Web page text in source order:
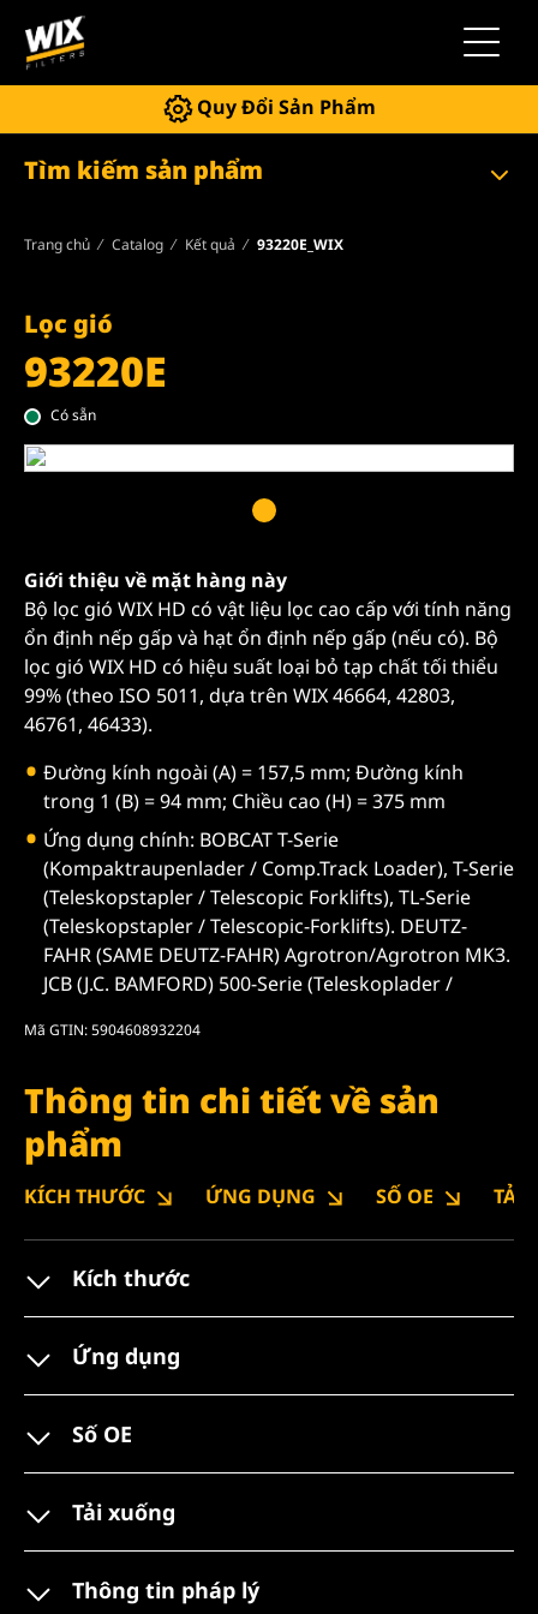
Quy Đổi Sản Phẩm
Tìm kiếm sản phẩm
Trang chủ Catalog Kết quả 93220E_WIX
Lọc gió
93220E
Có sẵn
Giới thiệu về mặt hàng này
Bộ lọc gió WIX HD có vật liệu lọc cao cấp với tính năng
ổn định nếp gấp và hạt ổn định nếp gấp (nếu có). Bộ
lọc gió WIX HD có hiệu suất loại bỏ tạp chất tối thiểu
99% (theo ISO 5011, dựa trên WIX 46664, 42803,
46761, 46433).
Đường kính ngoài (A) = 157,5 mm; Đường kính
trong 1 (B) = 94 mm; Chiều cao (H) = 375 mm
Ứng dụng chính: BOBCAT T-Serie
(Kompaktraupenlader / Comp.Track Loader), T-Serie
(Teleskopstapler / Telescopic Forklifts), TL-Serie
(Teleskopstapler / Telescopic-Forklifts). DEUTZ-
FAHR (SAME DEUTZ-FAHR) Agrotron/Agrotron MK3.
JCB (J.C. BAMFORD) 500-Serie (Teleskoplader /
Mã GTIN: 5904608932204
Thông tin chi tiết về sản
phẩm
KÍCH THƯỚC ỨNG DỤNG SỐ OE TẢI
Kích thước
Ứng dụng
Số OE
Tải xuống
Thông tin pháp lý